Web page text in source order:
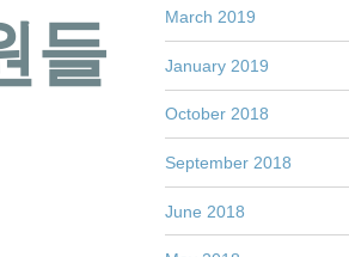
들 March 2019
January 2019
October 2018
September 2018
June 2018